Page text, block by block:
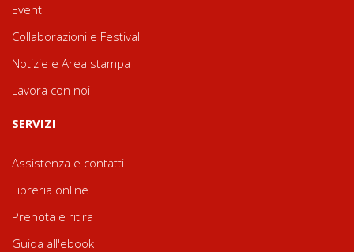
Eventi
Collaborazioni e Festival
Notizie e Area stampa
Lavora con noi
SERVIZI
Assistenza e contatti
Libreria online
Prenota e ritira
Guida all'ebook